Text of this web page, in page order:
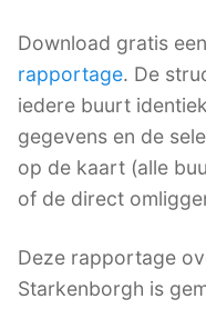
Download gratis een
rapportage. De
iedere buurt
gegevens en de
op de kaart (alle
of de direct
Deze rapportage
Starkenborgh is